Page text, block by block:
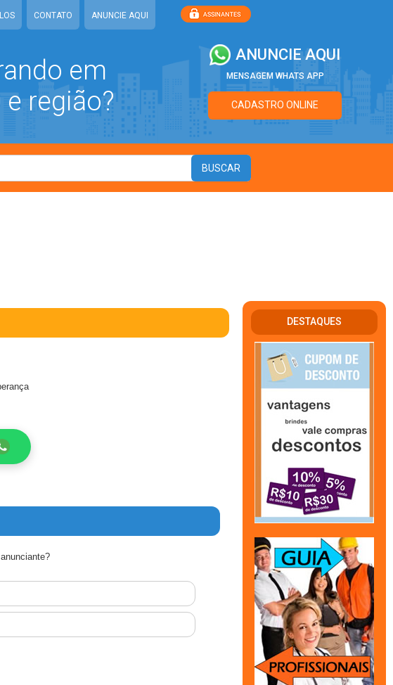
CONTATO ANUNCIE AQUI
em
região?
ANUNCIE AQUI
MENSAGEM WHATS APP
CADASTRO ONLINE
DESTAQUES